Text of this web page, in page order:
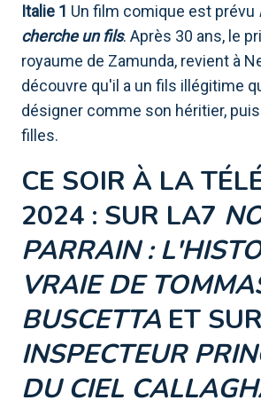
Italie 1 Un film comique est prévu
cherche un fils. Après 30 ans, le
royaume de Zamunda, revient à
découvre qu'il a un fils illégitime
désigner comme son héritier,
filles.
CE SOIR À LA
2024 : SUR LA7
PARRAIN :
VRAIE DE
BUSCETTA ET
INSPECTEUR
DU CIEL